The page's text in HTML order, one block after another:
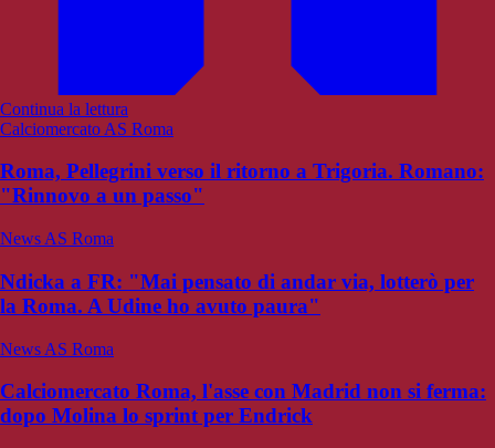
Continua la lettura
Calciomercato AS Roma
Roma, Pellegrini verso il ritorno a Trigoria. Romano:
"Rinnovo a un passo"
News AS Roma
Ndicka a FR: "Mai pensato di andar via, lotterò per
la Roma. A Udine ho avuto paura"
News AS Roma
Calciomercato Roma, l'asse con Madrid non si ferma:
dopo Molina lo sprint per Endrick